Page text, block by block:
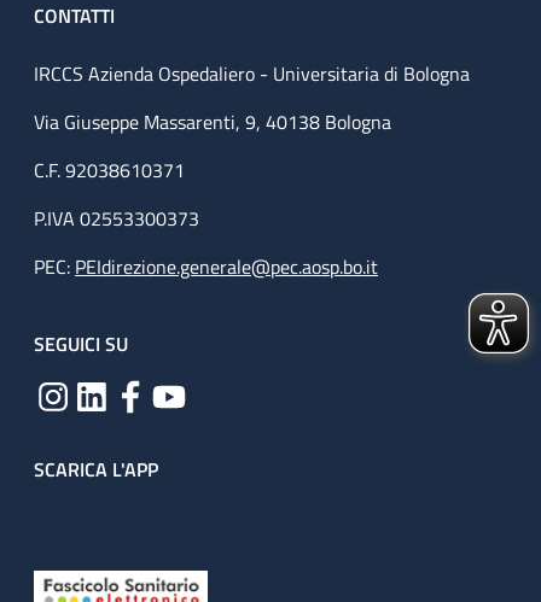
CONTATTI
IRCCS Azienda Ospedaliero - Universitaria di Bologna
Via Giuseppe Massarenti, 9, 40138 Bologna
C.F. 92038610371
P.IVA 02553300373
PEC: PEIdirezione.generale@pec.aosp.bo.it
SEGUICI SU
SCARICA L'APP